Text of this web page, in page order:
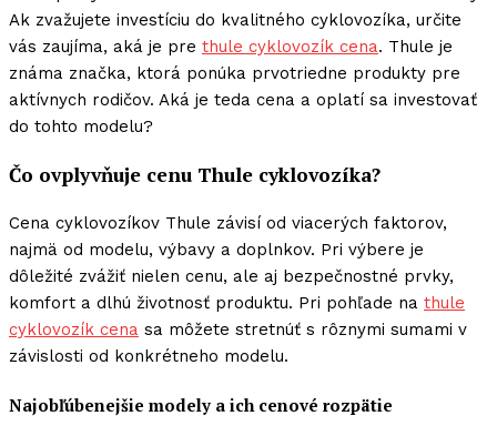
Ak zvažujete investíciu do kvalitného cyklovozíka, určite
vás zaujíma, aká je pre thule cyklovozík cena. Thule je
známa značka, ktorá ponúka prvotriedne produkty pre
aktívnych rodičov. Aká je teda cena a oplatí sa investovať
do tohto modelu?
Čo ovplyvňuje cenu Thule cyklovozíka?
Cena cyklovozíkov Thule závisí od viacerých faktorov,
najmä od modelu, výbavy a doplnkov. Pri výbere je
dôležité zvážiť nielen cenu, ale aj bezpečnostné prvky,
komfort a dlhú životnosť produktu. Pri pohľade na thule
cyklovozík cena sa môžete stretnúť s rôznymi sumami v
závislosti od konkrétneho modelu.
Najobľúbenejšie modely a ich cenové rozpätie